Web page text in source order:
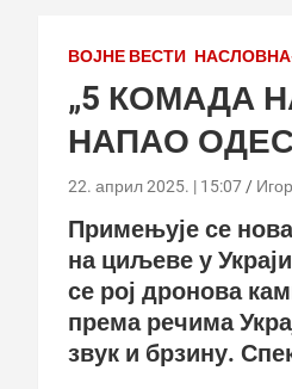
ВОЈНЕ ВЕСТИ
„5 КОМАДА
НАПАО
22. април 2025. | 15:07
Примењује се
на циљеве у
се рој дронова
према речима
звук и брзину.